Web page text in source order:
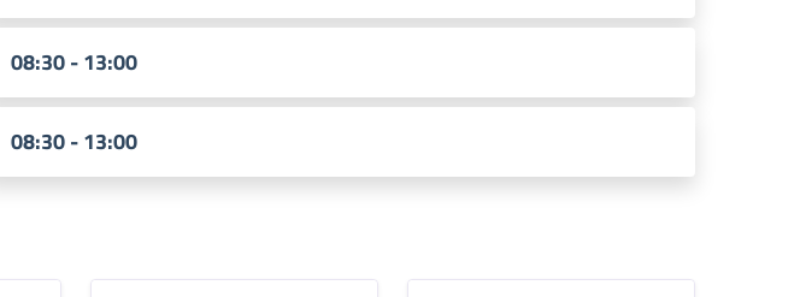
08:30 - 13:00
08:30 - 13:00